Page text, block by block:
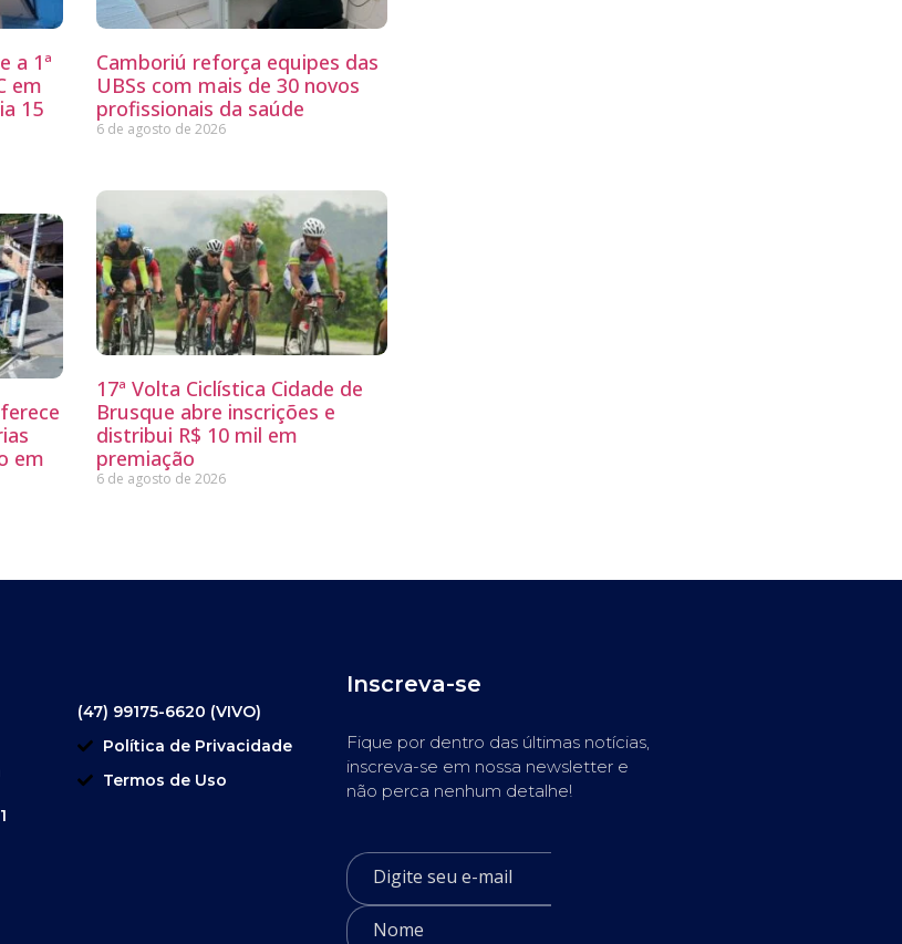
a 1ª
em
15
Camboriú reforça equipes das
UBSs com mais de 30 novos
profissionais da saúde
6 de agosto de 2026
em
17ª Volta Ciclística Cidade de
Brusque abre inscrições e
distribui R$ 10 mil em
premiação
6 de agosto de 2026
(47) 99175-6620 (VIVO)
Política de Privacidade
Termos de Uso
Inscreva-se
Fique por dentro das últimas notícias,
inscreva-se em nossa newsletter e
não perca nenhum detalhe!